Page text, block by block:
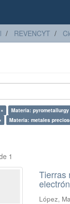
REVENCYT
Materia: pyrometallurgy
Materia: metales
1
Tierras
López,